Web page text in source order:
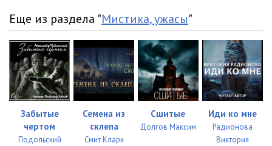
Еще из раздела "Мистика, ужасы"
Забытые
чертом
Подольский
Семена из
склепа
Смит Кларк
Сшитые
Долгов Максим
Иди ко мне
Радионова
Виктория